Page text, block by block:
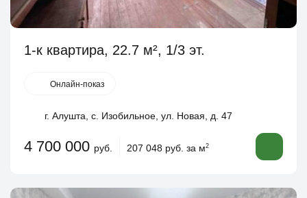
1-к квартира, 22.7 м², 1/3 эт.
Онлайн-показ
г. Алушта, с. Изобильное, ул. Новая, д. 47
4 700 000 руб. 207 048 руб. за м2